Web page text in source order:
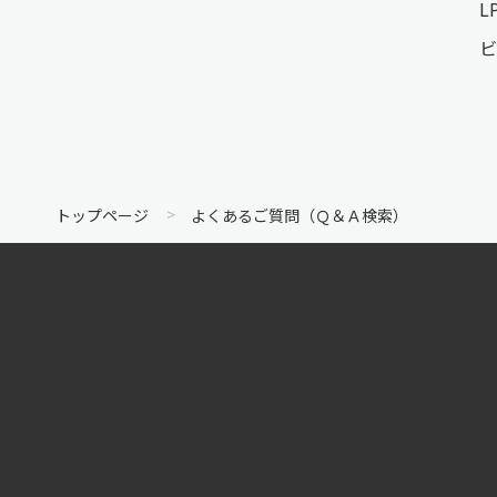
トップページ よくあるご質問（Ｑ＆Ａ検索）